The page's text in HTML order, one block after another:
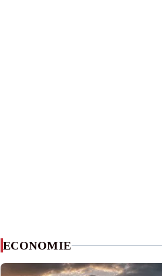
ECONOMIE